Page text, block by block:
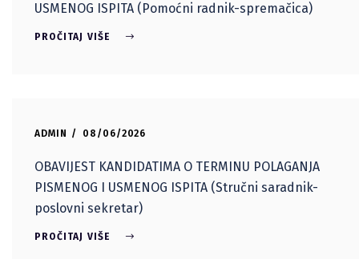
USMENOG ISPITA (Pomoćni radnik-spremačica)
PROČITAJ VIŠE
ADMIN 08/06/2026
OBAVIJEST KANDIDATIMA O TERMINU POLAGANJA
PISMENOG I USMENOG ISPITA (Stručni saradnik-
poslovni sekretar)
PROČITAJ VIŠE